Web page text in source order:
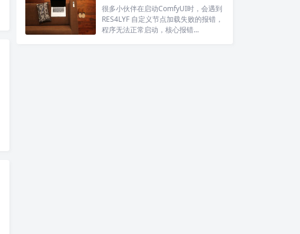
很多小伙伴在启动ComfyUI时，会遇到
RES4LYF 自定义节点加载失败的报错，
程序无法正常启动，核心报错...